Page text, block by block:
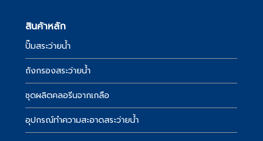
สินค้าหลัก
ปั๊มสระว่ายน้ำ
ถังกรองสระว่ายน้ำ
ชุดผลิตคลอรีนจากเกลือ
อุปกรณ์ทำความสะอาดสระว่ายน้ำ